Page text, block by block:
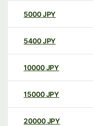
5000JPY
5400JPY
10000 JPY
15000 JPY
20000 JPY